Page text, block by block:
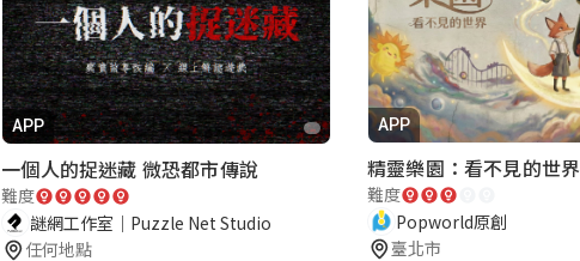
APP
一個人的捉迷藏 微恐都市傳說
難度
謎網工作室｜Puzzle Net Studio
任何地點
APP
精靈樂園：看不見的世界
難度
Popworld原創
臺北市